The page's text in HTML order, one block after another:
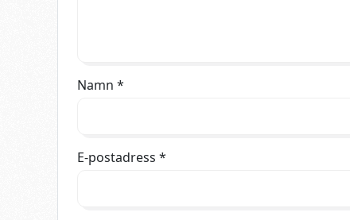
Namn *
E-postadress *